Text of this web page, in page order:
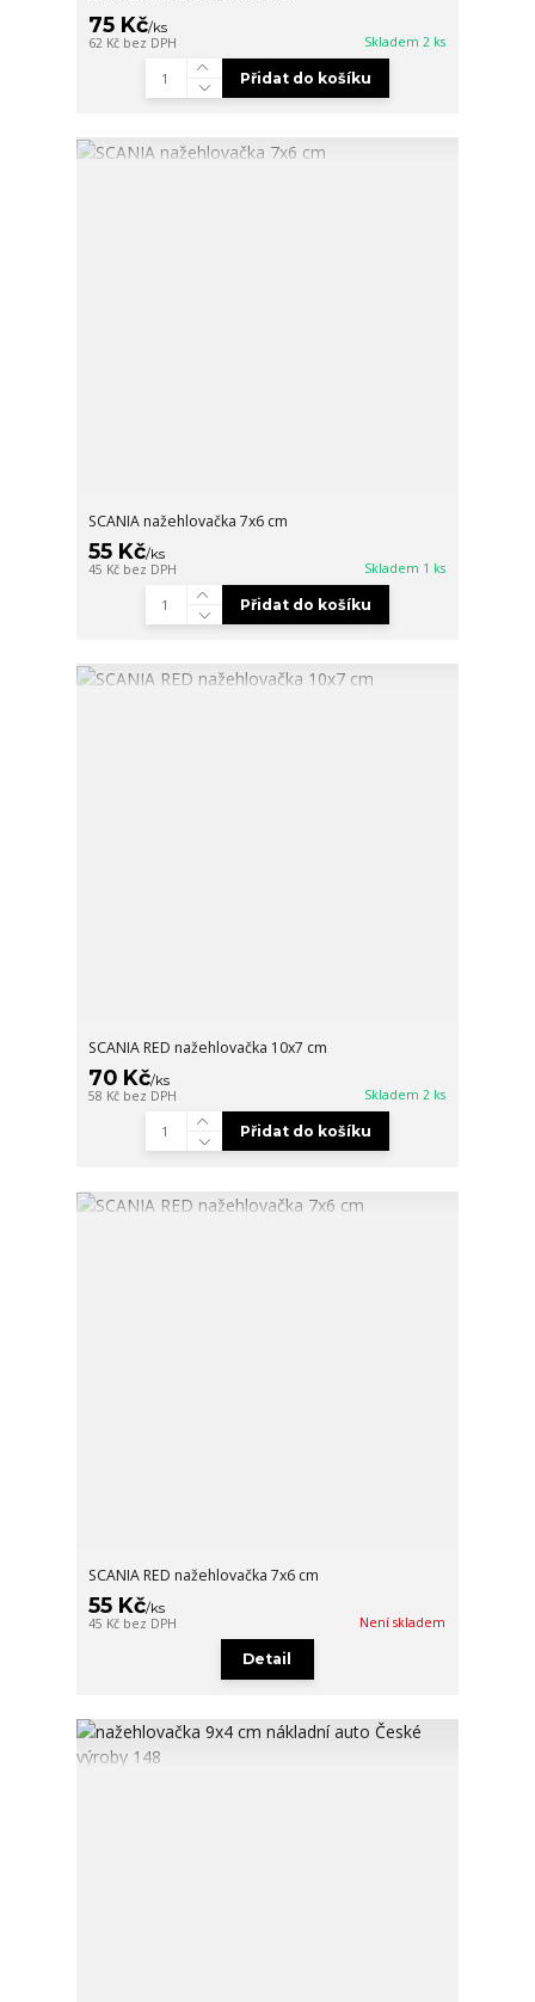
75 Kč/ks
62 Kč bez DPH Skladem 2 ks
Přidat do košíku
SCANIA nažehlovačka 7x6 cm
55 Kč/ks
45 Kč bez DPH Skladem 1 ks
Přidat do košíku
SCANIA RED nažehlovačka 10x7 cm
70 Kč/ks
58 Kč bez DPH Skladem 2 ks
Přidat do košíku
SCANIA RED nažehlovačka 7x6 cm
55 Kč/ks
45 Kč bez DPH Není skladem
Detail